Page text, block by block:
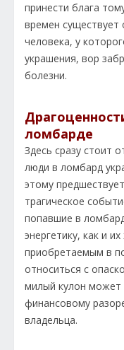
принести блага
времен существует
человека, у
украшения, вор
болезни.
ломбарде
Здесь сразу стоит
люди в ломбард
этому
трагическое
попавшие в
энергетику, как и
приобретаемым в
относиться с
милый кулон может
финансовому
владельца.